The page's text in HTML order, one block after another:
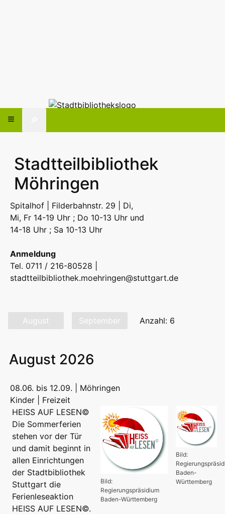
Stadtteilbibliothek
Möhringen
Spitalhof | Filderbahnstr. 29 | Di,
Mi, Fr 14-19 Uhr ; Do 10-13 Uhr und
14-18 Uhr ; Sa 10-13 Uhr
Anmeldung
Tel. 0711 / 216-80528 |
stadtteilbibliothek.moehringen@stuttgart.de
August September Anzahl: 6
August 2026
08.06. bis 12.09. | Möhringen
Kinder | Freizeit
Bild:
Baden-
Württemberg
Bild:
Regierungspräsidium
Baden-Württemberg
HEISS AUF LESEN©
Die Sommerferien
stehen vor der Tür
und damit beginnt in
allen Einrichtungen
der Stadtbibliothek
Stuttgart die
Ferienleseaktion
HEISS AUF LESEN©.